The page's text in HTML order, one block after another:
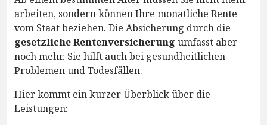
arbeiten, sondern können Ihre monatliche Rente
vom Staat beziehen. Die Absicherung durch die
gesetzliche Rentenversicherung umfasst aber
noch mehr. Sie hilft auch bei gesundheitlichen
Problemen und Todesfällen.
Hier kommt ein kurzer Überblick über die
Leistungen: